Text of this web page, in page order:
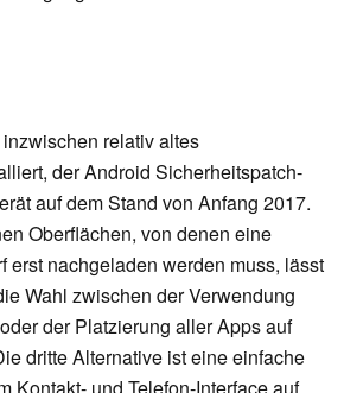
relativ altes
der Android Sicherheitspatch-
auf dem Stand von Anfang 2017.
Oberflächen, von denen eine
erst nachgeladen werden muss, lässt
Wahl zwischen der Verwendung
der Platzierung aller Apps auf
dritte Alternative ist eine einfache